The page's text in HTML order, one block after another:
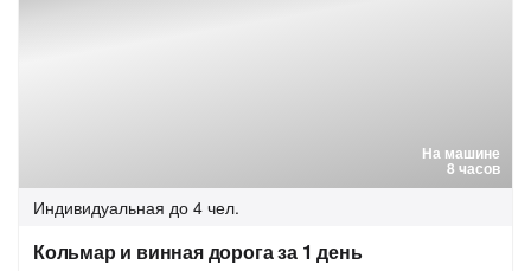
На машине
8 часов
Индивидуальная до 4 чел.
Кольмар и винная дорога за 1 день